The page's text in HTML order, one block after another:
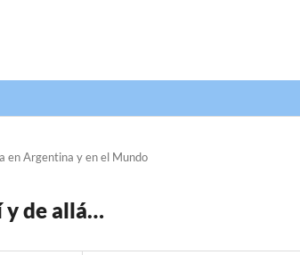
en Argentina y en el Mundo
y de allá…